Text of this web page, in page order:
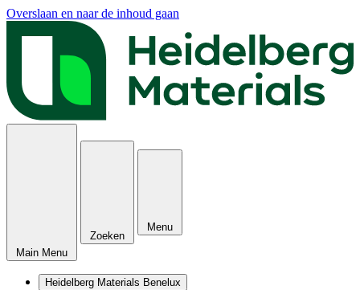
Overslaan en naar de inhoud gaan
Main Menu
Zoeken
Menu
Heidelberg Materials Benelux